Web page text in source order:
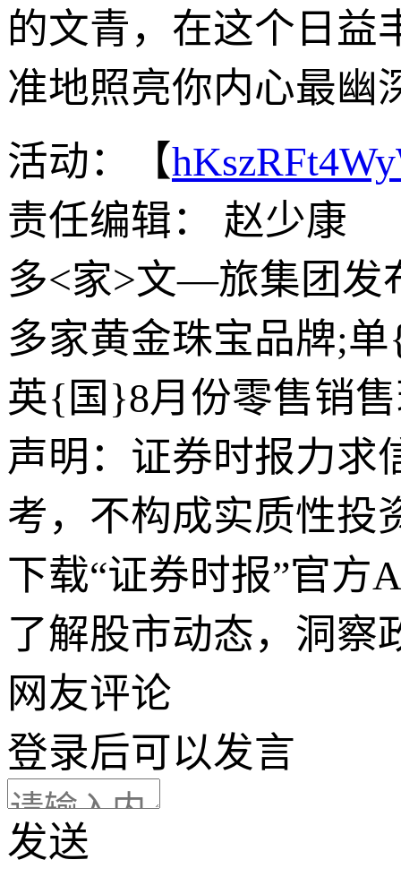
的文青，在这个日益
准地照亮你内心最幽
活动：【
责任编辑： 赵少康
多<家>文—旅集团发
多家黄金珠宝品牌;
英{国}8月份零售销
声明：证券时报力求
考，不构成实质性投
下载“证券时报”官方
了解股市动态，洞察
网友评论
登录后可以发言
发送